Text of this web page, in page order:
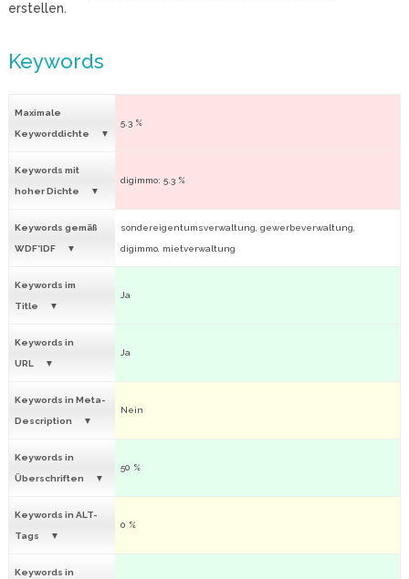
erstellen.
Keywords
Maximale
Keyworddichte
5.3 %
Keywords mit
hoher Dichte
digimmo: 5.3 %
Keywords gemäß
WDF*IDF
sondereigentumsverwaltung, gewerbeverwaltung,
digimmo, mietverwaltung
Keywords im
Title
Ja
Keywords in
URL
Ja
Keywords in Meta-
Description
Nein
Keywords in
Überschriften
50 %
Keywords in ALT-
Tags
0 %
Keywords in